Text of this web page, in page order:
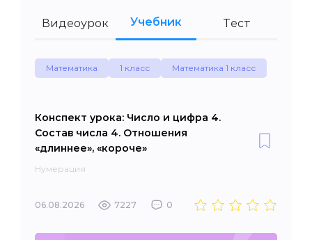
Видеоурок Учебник Тест
Математика 1 класс Математика 1 класс
Конспект урока: Число и цифра 4.
Состав числа 4. Отношения
«длиннее», «короче»
Нумерация
06.08.2026 7227 0